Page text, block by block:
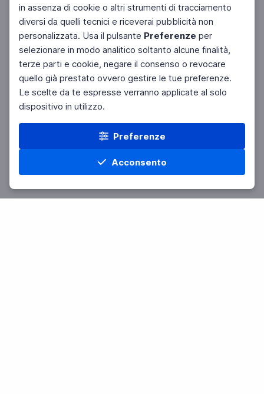
in assenza di cookie o altri strumenti di tracciamento
diversi da quelli tecnici e riceverai pubblicità non
personalizzata. Usa il pulsante Preferenze per
selezionare in modo analitico soltanto alcune finalità,
terze parti e cookie, negare il consenso o revocare
quello già prestato ovvero gestire le tue preferenze.
Le scelte da te espresse verranno applicate al solo
dispositivo in utilizzo.
Preferenze
Acconsento
Home Materie Cerca Menu
Facebook Twitter Instagram